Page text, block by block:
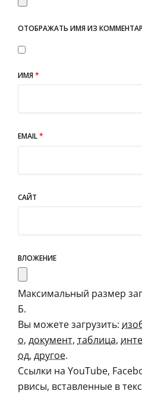
ОТОБРАЖАТЬ ИМЯ ИЗ
ИМЯ*
EMAIL*
САЙТ
ВЛОЖЕНИЕ
Максимальный размер
Б.
Вы можете загрузить:
о, документ, таблица,
од, другое.
Ссылки на YouTube,
рвисы, вставленные в